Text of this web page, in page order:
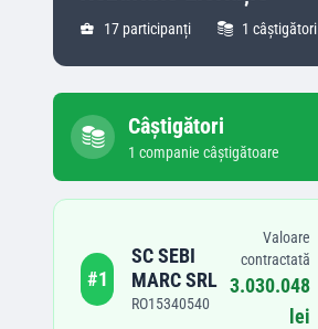
17 participanți 1 câștigători
Câștigători
1 companie câștigătoare
#1
SC SEBI
MARC SRL
RO15340540
Valoare
contractată
3.030.048
lei